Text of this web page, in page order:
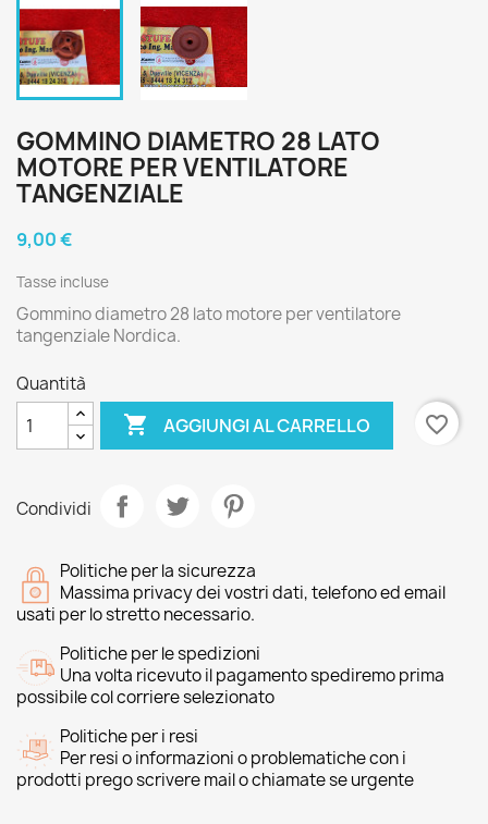
GOMMINO DIAMETRO 28 LATO
MOTORE PER VENTILATORE
TANGENZIALE
9,00 €
Tasse incluse
Gommino diametro 28 lato motore per ventilatore
tangenziale Nordica.
Quantità
 AGGIUNGI AL CARRELLO favorite_border
Condividi
Politiche per la sicurezza
Massima privacy dei vostri dati, telefono ed email
usati per lo stretto necessario.
Politiche per le spedizioni
Una volta ricevuto il pagamento spediremo prima
possibile col corriere selezionato
Politiche per i resi
Per resi o informazioni o problematiche con i
prodotti prego scrivere mail o chiamate se urgente